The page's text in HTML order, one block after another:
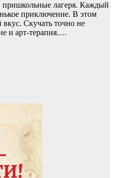
пришкольные лагеря. Каждый
приключение. В этом
Скучать точно не
и арт-терапия.…